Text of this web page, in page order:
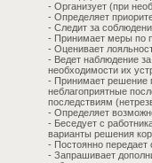
- Организует (при
- Определяет
- Следит за
- Принимает меры по
- Оценивает
- Ведет наблюдение
необходимости их
- Принимает решение
неблагоприятные
последствиям
- Определяет
- Беседует с
варианты решения
- Постоянно передает
- Запрашивает